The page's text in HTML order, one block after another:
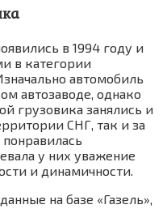
в 1994 году и
в категории
автомобиль
автозаводе, однако
грузовика занялись и
СНГ, так и за
у них уважение
и динамичности.
на базе «Газель»,